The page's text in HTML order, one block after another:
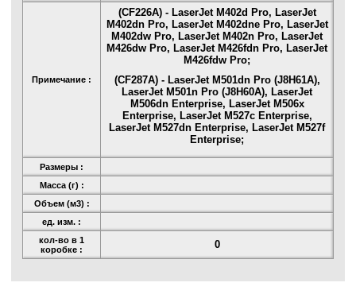
Примечание :
(CF226A) - LaserJet M402d Pro, LaserJet
M402dn Pro, LaserJet M402dne Pro, LaserJet
M402dw Pro, LaserJet M402n Pro, LaserJet
M426dw Pro, LaserJet M426fdn Pro, LaserJet
M426fdw Pro;
(CF287A) - LaserJet M501dn Pro (J8H61A),
LaserJet M501n Pro (J8H60A), LaserJet
M506dn Enterprise, LaserJet M506x
Enterprise, LaserJet M527c Enterprise,
LaserJet M527dn Enterprise, LaserJet M527f
Enterprise;
Размеры :
Масса (г) :
Объем (м3) :
ед. изм. :
кол-во в 1
коробке :
0